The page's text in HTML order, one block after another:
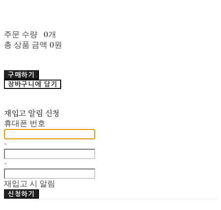
주문 수량
0개
총 상품 금액 0원
구매하기
장바구니에 담기
재입고 알림 신청
휴대폰 번호
-
-
재입고 시 알림
신청하기